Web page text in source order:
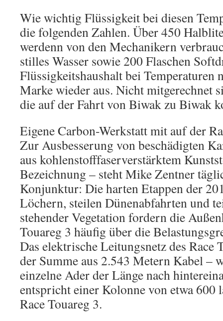
Wie wichtig Flüssigkeit bei diesen
die folgenden Zahlen. Über 450
werdenn von den Mechanikern
stilles Wasser sowie 200 Flaschen
Flüssigkeitshaushalt bei Temperaturen
Marke wieder aus. Nicht mitgerechnet
die auf der Fahrt von Biwak zu Biwak
Eigene Carbon-Werkstatt mit auf der
Zur Ausbesserung von beschädigten
aus kohlenstofffaserverstärktem
Bezeichnung – steht Mike Zentner
Konjunktur: Die harten Etappen der
Löchern, steilen Dünenabfahrten und
stehender Vegetation fordern die
Touareg 3 häufig über die
Das elektrische Leitungsnetz des Race
der Summe aus 2.543 Metern Kabel –
einzelne Ader der Länge nach
entspricht einer Kolonne von etwa 600
Race Touareg 3.